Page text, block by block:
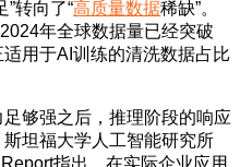
转向了“高质量数据稀缺”。
年全球数据量已经突破
用于AI训练的清洗数据占比
够强之后，推理阶段的响应
坦福大学人工智能研究所
指出，在实际企业应用